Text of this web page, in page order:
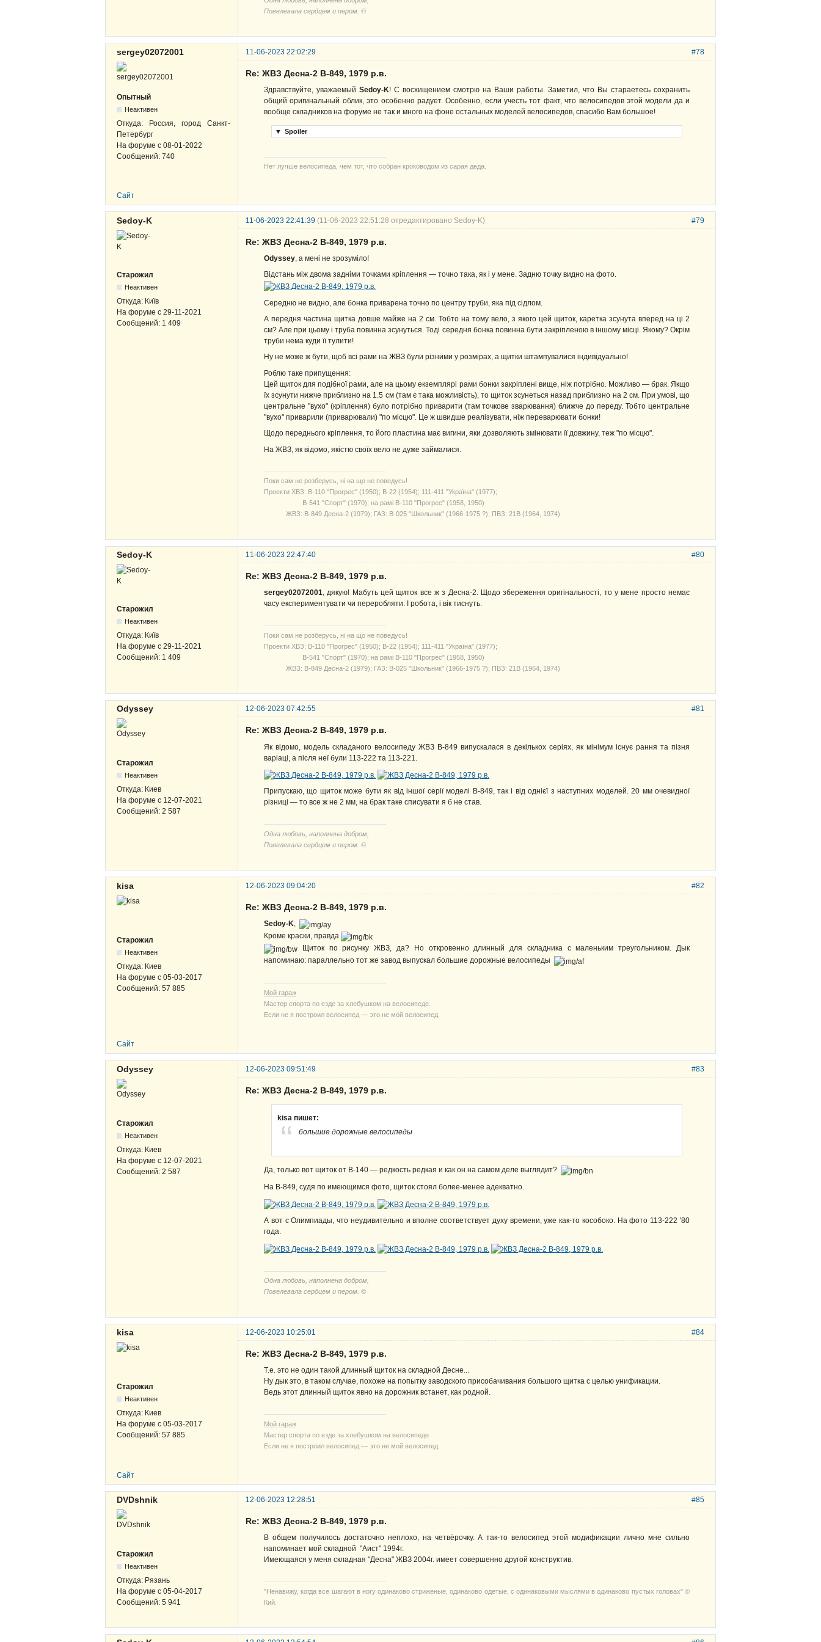
Повелевала сердцем и пером. ©
#78
sergey02072001 11-06-2023 22:02:29
Опытный
Неактивен
Откуда: Россия, город Санкт-
Петербург
На форуме с 08-01-2022
Сообщений: 740
Re: ЖВЗ Десна-2 В-849, 1979 р.в.
Здравствуйте, уважаемый Sedoy-K! С восхищением смотрю на Ваши работы. Заметил, что Вы стараетесь сохранить
общий оригинальный облик, это особенно радует. Особенно, если учесть тот факт, что велосипедов этой модели да и
вообще складников на форуме не так и много на фоне остальных моделей велосипедов, спасибо Вам большое!
▼ Spoiler
Нет лучше велосипеда, чем тот, что собран кроководом из сарая деда.
Сайт
#79
Sedoy-K 11-06-2023 22:41:39 (11-06-2023 22:51:28 отредактировано Sedoy-K)
Старожил
Неактивен
Откуда: Київ
На форуме с 29-11-2021
Сообщений: 1 409
Re: ЖВЗ Десна-2 В-849, 1979 р.в.
Odyssey, а мені не зрозуміло!
Відстань між двома задніми точками кріплення — точно така, як і у мене. Задню точку видно на фото.
Середню не видно, але бонка приварена точно по центру труби, яка під сідлом.
А передня частина щитка довше майже на 2 см. Тобто на тому вело, з якого цей щиток, каретка зсунута вперед на ці 2
см? Але при цьому і труба повинна зсунуться. Тоді середня бонка повинна бути закріпленою в іншому місці. Якому? Окрім
труби нема куди її тулити!
Ну не може ж бути, щоб всі рами на ЖВЗ були різними у розмірах, а щитки штампувалися індивідуально!
Роблю таке припущення:
Цей щиток для подібної рами, але на цьому екземплярі рами бонки закріплені вище, ніж потрібно. Можливо — брак. Якщо
їх зсунути нижче приблизно на 1.5 см (там є така можливість), то щиток зсунеться назад приблизно на 2 см. При умові, що
центральне "вухо" (кріплення) було потрібно приварити (там точкове зварювання) ближче до переду. Тобто центральне
"вухо" приварили (приварювали) "по місцю". Це ж швидше реалізувати, ніж переварювати бонки!
Щодо переднього кріплення, то його пластина має вигини, яки дозволяють змінювати її довжину, теж "по місцю".
На ЖВЗ, як відомо, якістю своїх вело не дуже займалися.
Поки сам не розберусь, ні на що не поведусь!
Проекти ХВЗ: В-110 "Прогрес" (1950); В-22 (1954); 111-411 "Україна" (1977);
В-541 "Спорт" (1970); на рамі В-110 "Прогрес" (1958, 1950)
ЖВЗ: В-849 Десна-2 (1979); ГАЗ: В-025 "Школьник" (1966-1975 ?); ПВЗ: 21В (1964, 1974)
#80
Sedoy-K 11-06-2023 22:47:40
Старожил
Неактивен
Откуда: Київ
На форуме с 29-11-2021
Сообщений: 1 409
Re: ЖВЗ Десна-2 В-849, 1979 р.в.
sergey02072001, дякую! Мабуть цей щиток все ж з Десна-2. Щодо збереження оригінальності, то у мене просто немає
часу експериментувати чи переробляти. І робота, і вік тиснуть.
Поки сам не розберусь, ні на що не поведусь!
Проекти ХВЗ: В-110 "Прогрес" (1950); В-22 (1954); 111-411 "Україна" (1977);
В-541 "Спорт" (1970); на рамі В-110 "Прогрес" (1958, 1950)
ЖВЗ: В-849 Десна-2 (1979); ГАЗ: В-025 "Школьник" (1966-1975 ?); ПВЗ: 21В (1964, 1974)
#81
Odyssey 12-06-2023 07:42:55
Старожил
Неактивен
Откуда: Киев
На форуме с 12-07-2021
Сообщений: 2 587
Re: ЖВЗ Десна-2 В-849, 1979 р.в.
Як відомо, модель складаного велосипеду ЖВЗ В-849 випускалася в декількох серіях, як мінімум існує рання та пізня
варіаці, а після неї були 113-222 та 113-221.
Припускаю, що щиток може бути як від іншої серії моделі В-849, так і від однієї з наступних моделей. 20 мм очевидної
різниці — то все ж не 2 мм, на брак таке списувати я б не став.
Одна любовь, наполнена добром,
Повелевала сердцем и пером. ©
#82
kisa 12-06-2023 09:04:20
Старожил
Неактивен
Откуда: Киев
На форуме с 05-03-2017
Сообщений: 57 885
Re: ЖВЗ Десна-2 В-849, 1979 р.в.
Sedoy-K
Кроме краски, правда
Щиток по рисунку ЖВЗ, да? Но откровенно длинный для складника с маленьким треугольником. Дык
напоминаю: параллельно тот же завод выпускал большие дорожные велосипеды
Мой гараж
Мастер спорта по езде за хлебушком на велосипеде.
Если не я построил велосипед — это не мой велосипед.
Сайт
#83
Odyssey 12-06-2023 09:51:49
Старожил
Неактивен
Откуда: Киев
На форуме с 12-07-2021
Сообщений: 2 587
Re: ЖВЗ Десна-2 В-849, 1979 р.в.
kisa пишет:
большие дорожные велосипеды
Да, только вот щиток от В-140 — редкость редкая и как он на самом деле выглядит?
На В-849, судя по имеющимся фото, щиток стоял более-менее адекватно.
А вот с Олимпиады, что неудивительно и вполне соответствует духу времени, уже как-то кособоко. На фото 113-222 '80
года.
Одна любовь, наполнена добром,
Повелевала сердцем и пером. ©
#84
kisa 12-06-2023 10:25:01
Старожил
Неактивен
Откуда: Киев
На форуме с 05-03-2017
Сообщений: 57 885
Re: ЖВЗ Десна-2 В-849, 1979 р.в.
Т.е. это не один такой длинный щиток на складной Десне...
Ну дык это, в таком случае, похоже на попытку заводского присобачивания большого щитка с целью унификации.
Ведь этот длинный щиток явно на дорожник встанет, как родной.
Мой гараж
Мастер спорта по езде за хлебушком на велосипеде.
Если не я построил велосипед — это не мой велосипед.
Сайт
#85
DVDshnik 12-06-2023 12:28:51
Старожил
Неактивен
Откуда: Рязань
На форуме с 05-04-2017
Сообщений: 5 941
Re: ЖВЗ Десна-2 В-849, 1979 р.в.
В общем получилось достаточно неплохо, на четвёрочку. А так-то велосипед этой модификации лично мне сильно
напоминает мой складной "Аист" 1994г.
Имеющаяся у меня складная "Десна" ЖВЗ 2004г. имеет совершенно другой конструктив.
"Ненавижу, когда все шагают в ногу одинаково стриженые, одинаково одетые, с одинаковыми мыслями в одинаково пустых головах" ©
Кий.